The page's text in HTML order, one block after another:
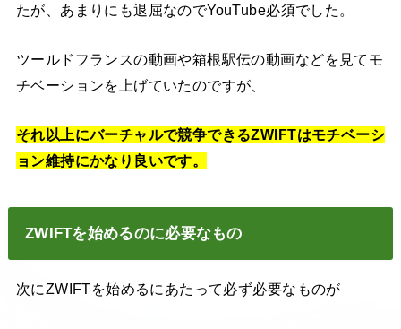
たが、あまりにも退屈なのでYouTube必須でした。
ツールドフランスの動画や箱根駅伝の動画などを見てモ
チベーションを上げていたのですが、
それ以上にバーチャルで競争できるZWIFTはモチベーシ
ョン維持にかなり良いです。
ZWIFTを始めるのに必要なもの
次にZWIFTを始めるにあたって必ず必要なものが